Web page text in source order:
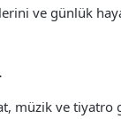
ve günlük
müzik ve tiyatro